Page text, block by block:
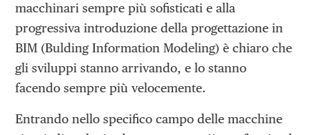
macchinari sempre più sofisticati e alla
progressiva introduzione della progettazione in
BIM (Bulding Information Modeling) è chiaro che
gli sviluppi stanno arrivando, e lo stanno
facendo sempre più velocemente.
Entrando nello specifico campo delle macchine